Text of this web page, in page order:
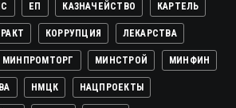
ЕП КАЗНАЧЕЙСТВО КАРТЕЛЬ
КОРРУПЦИЯ ЛЕКАРСТВА
МИНПРОМТОРГ МИНСТРОЙ МИНФИН
НМЦК НАЦПРОЕКТЫ